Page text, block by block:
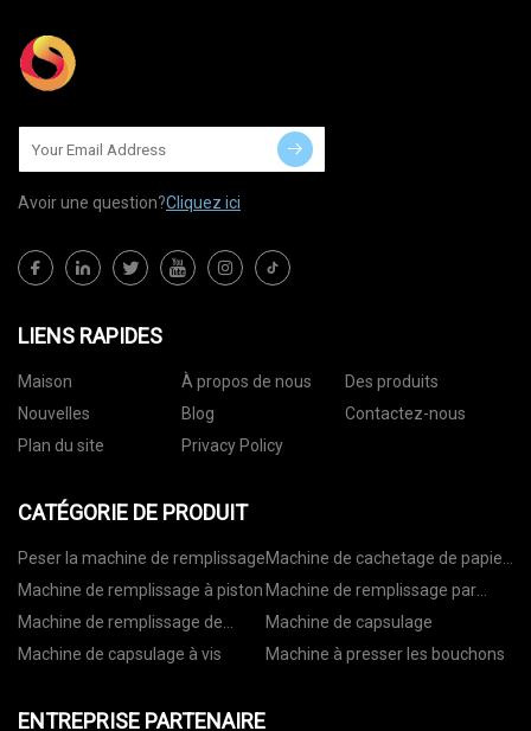
Avoir une question?Cliquez ici
LIENS RAPIDES
Maison À propos de nous
Des produits
Nouvelles
Blog
Contactez-nous
Plan du site
Privacy Policy
CATÉGORIE DE PRODUIT
Peser la machine de remplissageMachine de cachetage de papier
d'aluminium
Machine de remplissage à piston Machine de remplissage par
gravité
Machine de remplissage de
débitmètre
Machine de capsulage
Machine de capsulage à vis
Machine à presser les bouchons
ENTREPRISE PARTENAIRE